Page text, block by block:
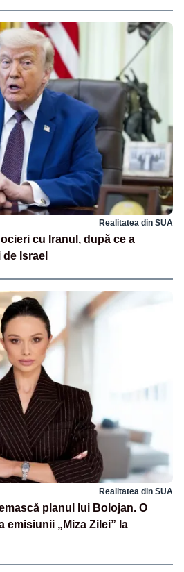
Realitatea din SUA
cu Iranul, după ce a
Israel
Realitatea din SUA
planul lui Bolojan. O
emisiunii „Miza Zilei” la